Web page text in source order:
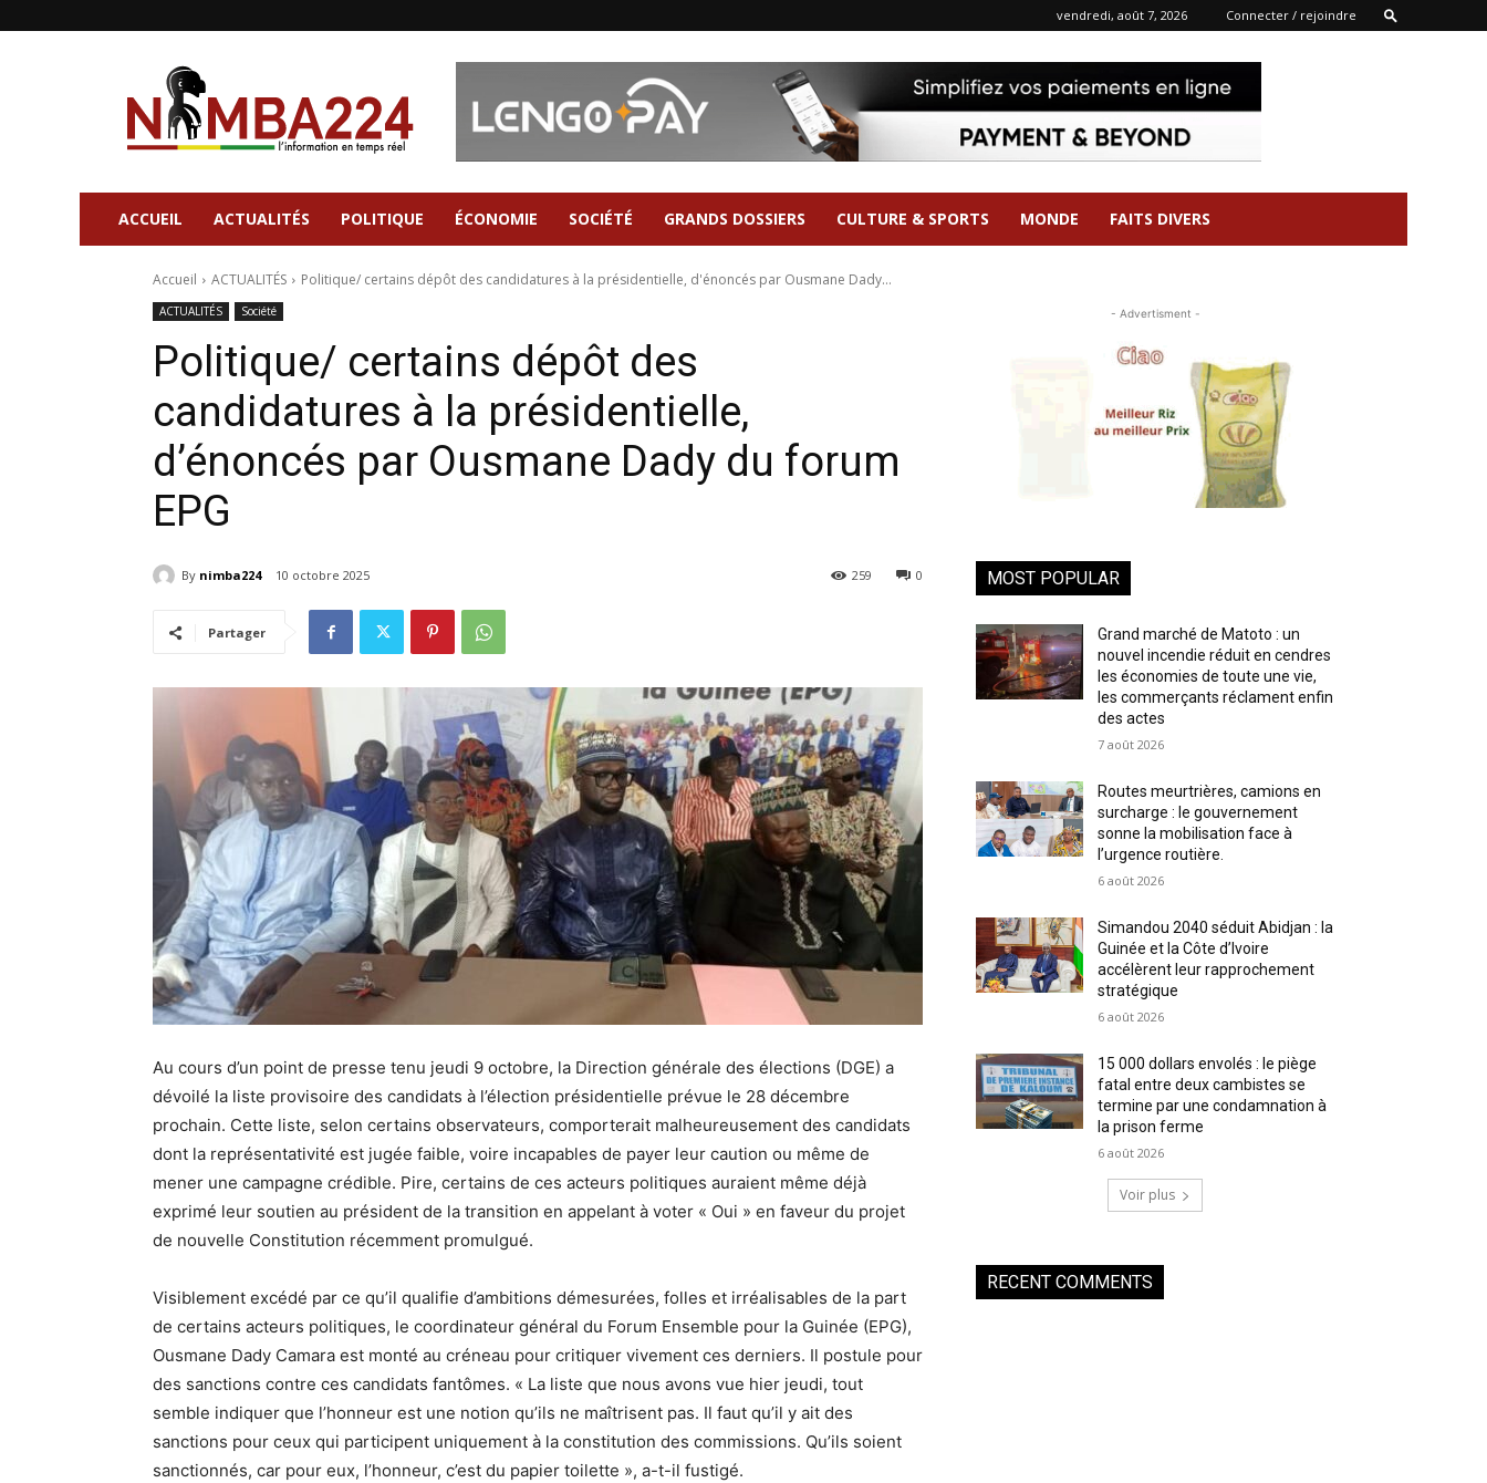
vendredi, août 7, 2026 Connecter / rejoindre
Nimba224
Site
d'information
ACCUEIL ACTUALITÉS POLITIQUE ÉCONOMIE SOCIÉTÉ GRANDS DOSSIERS CULTURE & SPORTS MONDE FAITS DIVERS
Accueil ACTUALITÉS Politique/ certains dépôt des candidatures à la présidentielle, d'énoncés par Ousmane Dady...
ACTUALITÉS Société
Politique/ certains dépôt des
candidatures à la présidentielle,
d’énoncés par Ousmane Dady du forum
EPG
By nimba224 10 octobre 2025 0
259
Partager
Au cours d’un point de presse tenu jeudi 9 octobre, la Direction générale des élections (DGE) a
dévoilé la liste provisoire des candidats à l’élection présidentielle prévue le 28 décembre
prochain. Cette liste, selon certains observateurs, comporterait malheureusement des candidats
dont la représentativité est jugée faible, voire incapables de payer leur caution ou même de
mener une campagne crédible. Pire, certains de ces acteurs politiques auraient même déjà
exprimé leur soutien au président de la transition en appelant à voter « Oui » en faveur du projet
de nouvelle Constitution récemment promulgué.
Visiblement excédé par ce qu’il qualifie d’ambitions démesurées, folles et irréalisables de la part
de certains acteurs politiques, le coordinateur général du Forum Ensemble pour la Guinée (EPG),
Ousmane Dady Camara est monté au créneau pour critiquer vivement ces derniers. Il postule pour
des sanctions contre ces candidats fantômes. « La liste que nous avons vue hier jeudi, tout
semble indiquer que l’honneur est une notion qu’ils ne maîtrisent pas. Il faut qu’il y ait des
sanctions pour ceux qui participent uniquement à la constitution des commissions. Qu’ils soient
sanctionnés, car pour eux, l’honneur, c’est du papier toilette », a-t-il fustigé.
- Advertisment -
MOST POPULAR
Grand marché de Matoto : un
nouvel incendie réduit en cendres
les économies de toute une vie,
les commerçants réclament enfin
des actes
7 août 2026
Routes meurtrières, camions en
surcharge : le gouvernement
sonne la mobilisation face à
l’urgence routière.
6 août 2026
Simandou 2040 séduit Abidjan : la
Guinée et la Côte d’Ivoire
accélèrent leur rapprochement
stratégique
6 août 2026
15 000 dollars envolés : le piège
fatal entre deux cambistes se
termine par une condamnation à
la prison ferme
6 août 2026
Voir plus
RECENT COMMENTS